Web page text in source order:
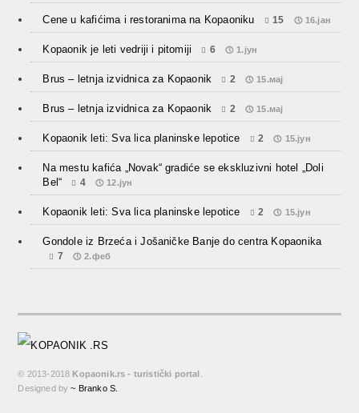
Brus – letnja izvidnica za Kopaonik 2 15.мај
Kopaonik leti: Sva lica planinske lepotice
Na mestu kafića „Novak“ gradiće se ekskluzivni hotel „Doli
Bel“
4 12.јун
Kopaonik leti: Sva lica planinske lepotice 2 15.јун
Gondole iz Brzeća i Jošaničke Banje do centra Kopaonika
7 2.феб